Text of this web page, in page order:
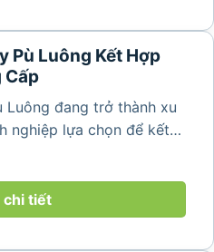
Pù Luông Kết Hợp
Cấp
Luông đang trở thành xu
nghiệp lựa chọn để kết
năng lượng và xây
Thay vì những chuyến du
ty...
chi tiết